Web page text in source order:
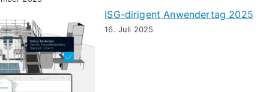
ISG-dirigent Anwendertag 2025
16. Juli 2025